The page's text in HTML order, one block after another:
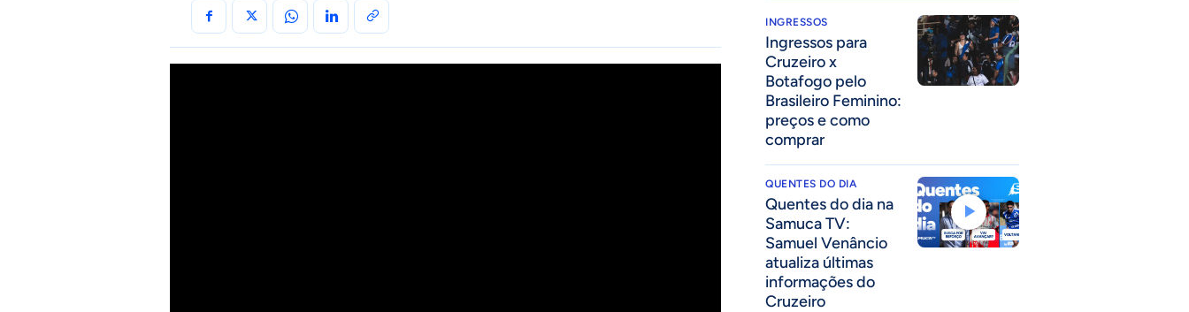
INGRESSOS
Ingressos para
Cruzeiro x
Botafogo pelo
Brasileiro Feminino:
preços e como
comprar
QUENTES DO DIA
Quentes do dia na
Samuca TV:
Samuel Venâncio
atualiza últimas
informações do
Cruzeiro